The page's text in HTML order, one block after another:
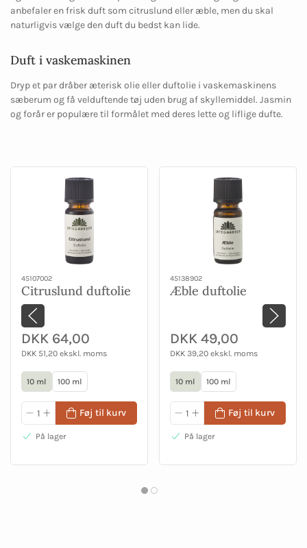
anbefaler en frisk duft som citruslund eller æble, men du skal
naturligvis vælge den duft du bedst kan lide.
Duft i vaskemaskinen
Dryp et par dråber æterisk olie eller duftolie i vaskemaskinens
sæberum og få velduftende tøj uden brug af skyllemiddel. Jasmin
og forår er populære til formålet med deres lette og liflige dufte.
45107002
Citruslund duftolie
DKK 64,00
DKK 51,20 ekskl. moms
10 ml 100 ml
Føj til kurv
På lager
45138902
Æble duftolie
DKK 49,00
DKK 39,20 ekskl. moms
10 ml 100 ml
Føj til kurv
På lager